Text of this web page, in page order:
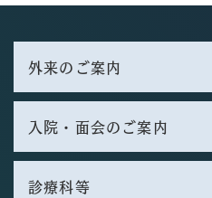
外来のご案内
入院・面会のご案内
診療科等